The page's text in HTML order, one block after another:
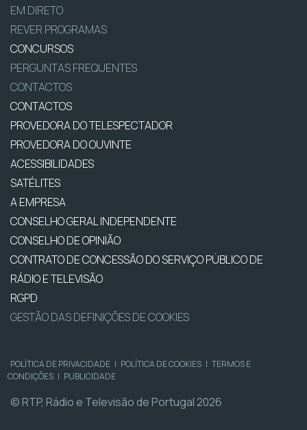
EM DIRETO
REVER PROGRAMAS
CONCURSOS
PERGUNTAS FREQUENTES
CONTACTOS
CONTACTOS
PROVEDORA DO TELESPECTADOR
PROVEDORA DO OUVINTE
ACESSIBILIDADES
SATÉLITES
A EMPRESA
CONSELHO GERAL INDEPENDENTE
CONSELHO DE OPINIÃO
CONTRATO DE CONCESSÃO DO SERVIÇO PÚBLICO DE
RÁDIO E TELEVISÃO
RGPD
GESTÃO DAS DEFINIÇÕES DE COOKIES
POLÍTICA DE PRIVACIDADE | POLÍTICA DE COOKIES | TERMOS E
CONDIÇÕES | PUBLICIDADE
© RTP, Rádio e Televisão de Portugal 2026